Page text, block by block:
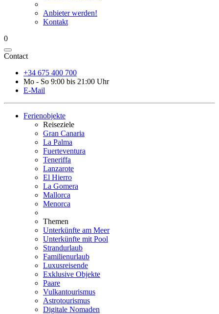
Anbieter werden!
Kontakt
0
Contact
+34 675 400 700
Mo - So 9:00 bis 21:00 Uhr
E-Mail
Ferienobjekte
Reiseziele
Gran Canaria
La Palma
Fuerteventura
Teneriffa
Lanzarote
El Hierro
La Gomera
Mallorca
Menorca
Themen
Unterkünfte am Meer
Unterkünfte mit Pool
Strandurlaub
Familienurlaub
Luxusreisende
Exklusive Objekte
Paare
Vulkantourismus
Astrotourismus
Digitale Nomaden